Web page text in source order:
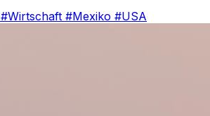
#Wirtschaft #Mexiko #USA